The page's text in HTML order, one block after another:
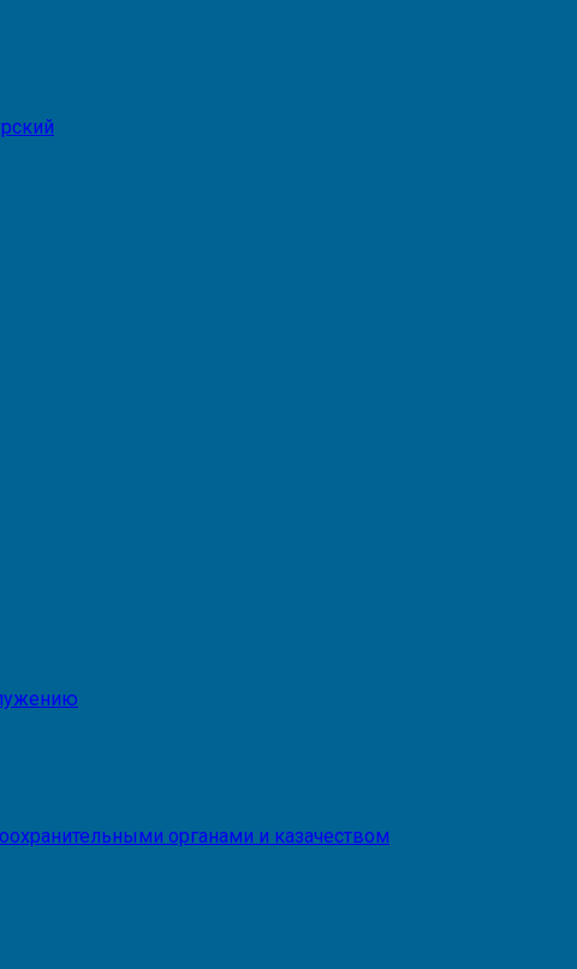
органами и казачеством